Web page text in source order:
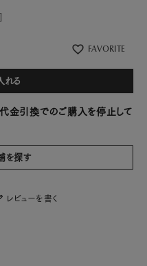
FAVORITE
れる
金引換でのご購入を停止して
を探す
レビューを書く